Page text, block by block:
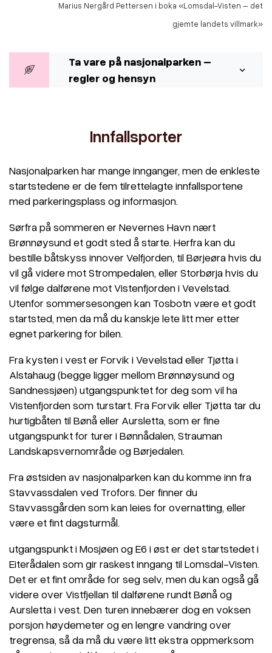
Marius Nergård Pettersen i boka «Lomsdal-Visten – det
gjemte landets villmark»
Ta vare på nasjonalparken –
regler og hensyn
Innfallsporter
Nasjonalparken har mange innganger, men de enkleste
startstedene er de fem tilrettelagte innfallsportene
med parkeringsplass og informasjon.
Sørfra på sommeren er Nevernes Havn nært
Brønnøysund et godt sted å starte. Herfra kan du
bestille båtskyss innover Velfjorden, til Børjeøra hvis du
vil gå videre mot Strompedalen, eller Storbørja hvis du
vil følge dalførene mot Vistenfjorden i Vevelstad.
Utenfor sommersesongen kan Tosbotn være et godt
startsted, men da må du kanskje lete litt mer etter
egnet parkering for bilen.
Fra kysten i vest er Forvik i Vevelstad eller Tjøtta i
Alstahaug (begge ligger mellom Brønnøysund og
Sandnessjøen) utgangspunktet for deg som vil ha
Vistenfjorden som turstart. Fra Forvik eller Tjøtta tar du
hurtigbåten til Bønå eller Aursletta, som er fine
utgangspunkt for turer i Bønnådalen, Strauman
Landskapsvernområde og Børjedalen.
Fra østsiden av nasjonalparken kan du komme inn fra
Stavvassdalen ved Trofors. Der finner du
Stavvassgården som kan leies for overnatting, eller
være et fint dagsturmål.
utgangspunkt i Mosjøen og E6 i øst er det startstedet i
Eiterådalen som gir raskest inngang til Lomsdal-Visten.
Det er et fint område for seg selv, men du kan også gå
videre over Vistfjellan til dalførene rundt Bønå og
Aursletta i vest. Den turen innebærer dog en voksen
porsjon høydemeter og en lengre vandring over
tregrensa, så da må du være litt ekstra oppmerksom